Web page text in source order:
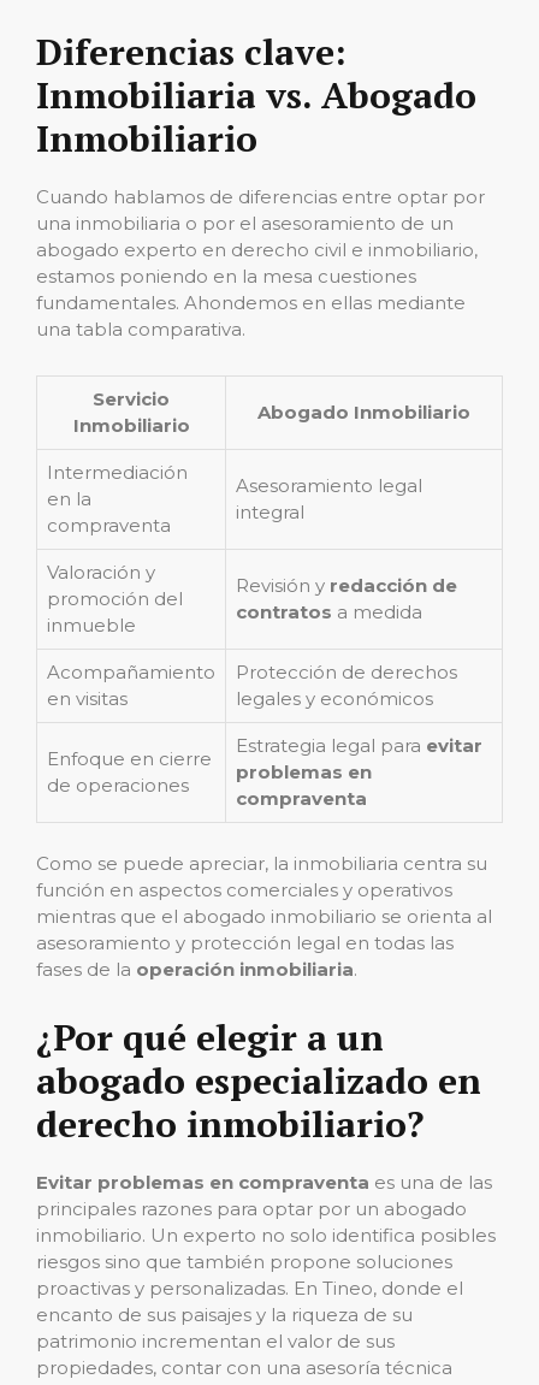
Diferencias clave:
Inmobiliaria vs. Abogado
Inmobiliario
Cuando hablamos de diferencias entre optar por
una inmobiliaria o por el asesoramiento de un
abogado experto en derecho civil e inmobiliario,
estamos poniendo en la mesa cuestiones
fundamentales. Ahondemos en ellas mediante
una tabla comparativa.
Servicio
Inmobiliario
Abogado Inmobiliario
Intermediación
en la
compraventa
Asesoramiento legal
integral
Valoración y
promoción del
inmueble
Revisión y redacción de
contratos a medida
Acompañamiento
en visitas
Protección de derechos
legales y económicos
Enfoque en cierre
de operaciones
Estrategia legal para evitar
problemas en
compraventa
Como se puede apreciar, la inmobiliaria centra su
función en aspectos comerciales y operativos
mientras que el abogado inmobiliario se orienta al
asesoramiento y protección legal en todas las
fases de la operación inmobiliaria.
¿Por qué elegir a un
abogado especializado en
derecho inmobiliario?
Evitar problemas en compraventa es una de las
principales razones para optar por un abogado
inmobiliario. Un experto no solo identifica posibles
riesgos sino que también propone soluciones
proactivas y personalizadas. En Tineo, donde el
encanto de sus paisajes y la riqueza de su
patrimonio incrementan el valor de sus
propiedades, contar con una asesoría técnica